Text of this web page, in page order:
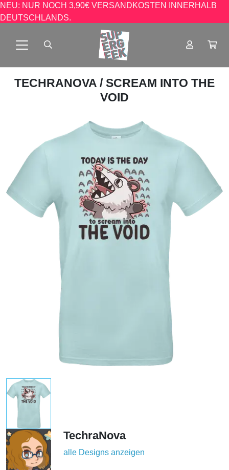
NEU: NUR NOCH 3,90€ VERSANDKOSTEN INNERHALB
DEUTSCHLANDS.
TECHRANOVA / SCREAM INTO THE
VOID
TechraNova
alle Designs anzeigen